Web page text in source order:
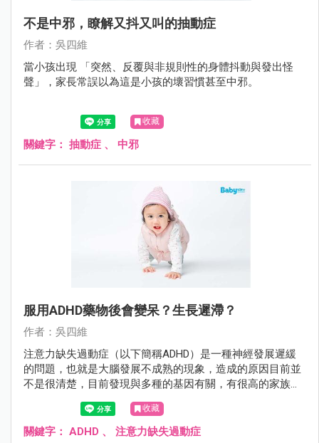
不是中邪，瞭解又抖又叫的抽動症
作者：吳四維
當小孩出現 「突然、反覆與非規則性的身體抖動與發出怪
聲」，家長常誤以為這是小孩的壞習慣甚至中邪。
收藏
關鍵字： 抽動症 、 中邪
服用ADHD藥物後會變呆？生長遲滯？
作者：吳四維
注意力缺失過動症（以下簡稱ADHD）是一種神經發展遲緩
的問題，也就是大腦發展不成熟的現象，造成的原因目前並
不是很清楚，目前發現與多種的基因有關，有很高的家族遺
傳性，常合併其他的精神疾病如自閉症、妥瑞氏症、品行問
題、情緒障礙等。
收藏
關鍵字： ADHD 、 注意力缺失過動症